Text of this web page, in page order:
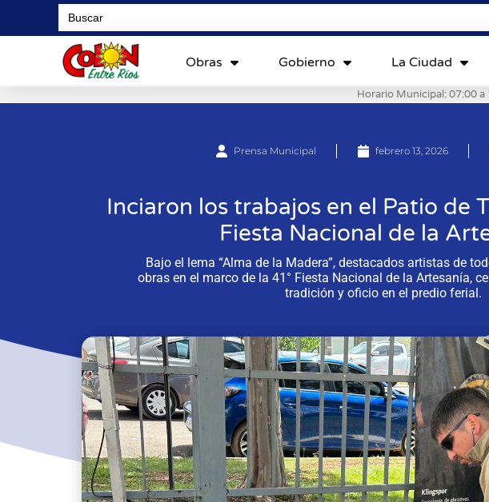
Search
for:
Obras Gobierno La Ciudad
Horario Municipal: 07:00 a
Prensa Municipal febrero 13, 2026
Inciaron los trabajos en el Patio de
Fiesta Nacional de la
Bajo el lema “Alma de la Madera”, destacados artistas de
obras en el marco de la 41° Fiesta Nacional de la Artesanía,
tradición y oficio en el predio ferial.